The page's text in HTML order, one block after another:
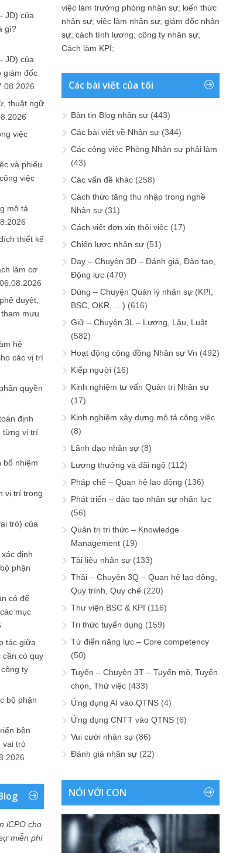
JD) của
gì?
JD) của
giám đốc
thuật ngữ
việc
và phiếu
việc
mô tả
thiết kế
làm cơ
06.08.2026
duyệt,
mưu
hệ
các vị trí
quyền
định
từng vị trí
bổ nhiệm
vị trí trong
trò) của
định
phận
có để
mục
tác giữa
cần có quy
ty
bộ phận
bền
vai trò
iCPO cho
miễn phí
việc làm trưởng phòng nhân sự; kiến thức
nhân sự; việc làm nhân sự; giám đốc nhân
sự; cách tính lương; công ty nhân sự;
Cách làm KPI;
Các bài viết của tôi
Bản tin Blog nhân sự (443)
Các bài viết về Nhân sự (344)
Các công việc Phòng Nhân sự phải làm
(43)
Các vấn đề khác (258)
Cách thức tăng thu nhập trong nghề
Nhân sự (31)
Cách viết đơn xin thôi việc (17)
Chiến lược nhân sự (51)
Dạy – Chuyện 3Đ – Đánh giá, Đào tạo,
Động lực (470)
Dùng – Chuyện Quản lý nhân sự (KPI,
BSC, OKR, …) (616)
Giữ – Chuyện 3L – Lương, Lậu, Luật
(582)
Hoạt động cộng đồng Nhân sự Vn (492)
Kiếp người (16)
Kinh nghiệm tư vấn Quản trị Nhân sự
(17)
Kinh nghiệm xây dựng mô tả công việc
(8)
Lãnh đạo nhân sự (8)
Lương thưởng và đãi ngộ (112)
Pháp chế – Quan hệ lao động (136)
Phát triển – đào tạo nhân sự nhân lực
(56)
Quản trị tri thức – Knowledge
Management (19)
Tài liệu nhân sự (133)
Thải – Chuyện 3Q – Quan hệ lao động,
Quy trình, Quy chế (220)
Thư viện BSC & KPI (116)
Tri thức tuyển dụng (159)
Từ điển năng lực – Core competency
(50)
Tuyển – Chuyện 3T – Tuyển mộ, Tuyển
chọn, Thử việc (433)
Ứng dụng AI vào QTNS (4)
Ứng dụng CNTT vào QTNS (6)
Vui cười nhân sự (86)
Đánh giá nhân sự (22)
NÓI VỚI CON